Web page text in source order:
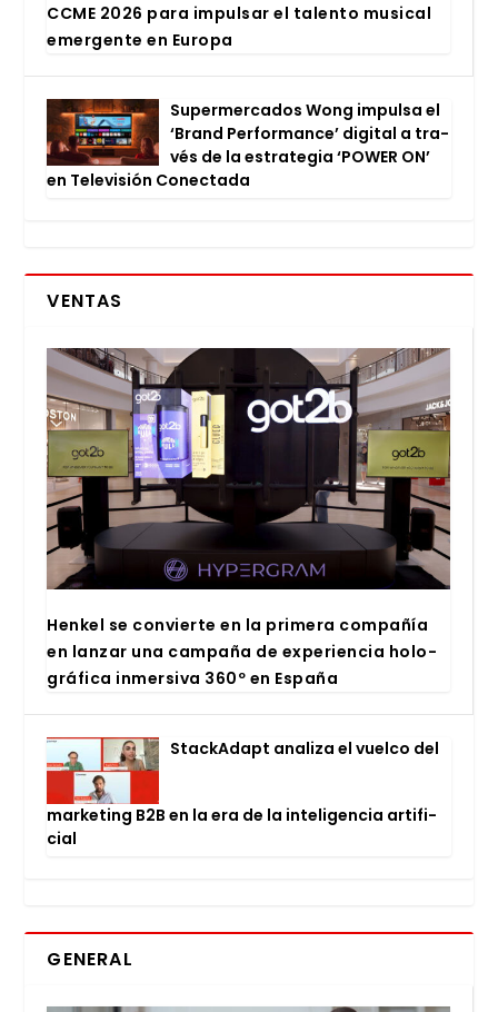
CCME 2026 para impul­sar el talen­to musi­cal
emer­gen­te en Euro­pa
Super­mer­ca­dos Wong impul­sa el
‘Brand Per­for­man­ce’ digi­tal a tra­
vés de la estra­te­gia ‘POWER ON’
en Tele­vi­sión Conec­ta­da
VENTAS
Hen­kel se con­vier­te en la pri­me­ra com­pa­ñía
en lan­zar una cam­pa­ña de expe­rien­cia holo­
grá­fi­ca inmer­si­va 360º en Espa­ña
Stac­kA­dapt ana­li­za el vuel­co del
mar­ke­ting B2B en la era de la inte­li­gen­cia arti­fi­
cial
GENERAL